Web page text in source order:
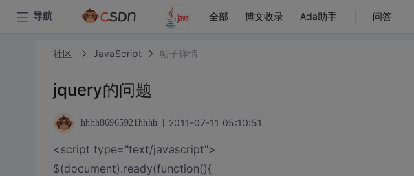
导航 全部 博文收录 Ada助手 问答
社区 JavaScript 帖子详情
jquery的问题
hhhh86965921hhhh 2011-07-11 05:10:51
<script type="text/javascript">
$(document).ready(function(){